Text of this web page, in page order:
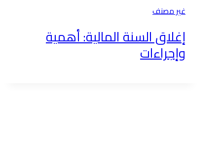
غير مصنف
إغلاق السنة المالية: أهمية
وإجراءات